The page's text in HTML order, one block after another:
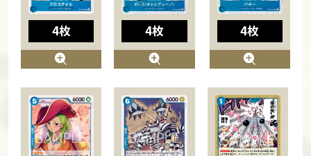
4枚 4枚 4枚